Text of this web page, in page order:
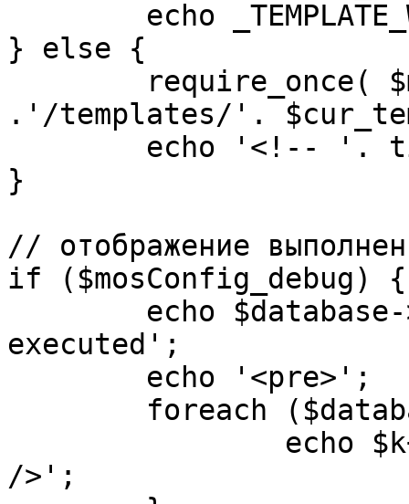
} else {
.'/templates/'.
}
// отображение
if ($mosConfig_debug) {
executed';
/>';